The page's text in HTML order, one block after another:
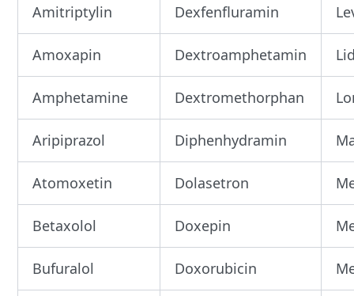
Amitriptylin Dexfenfluramin
Amoxapin Dextroamphetamin
Amphetamine Dextromethorphan
Aripiprazol Diphenhydramin
Atomoxetin Dolasetron
Betaxolol Doxepin
Bufuralol Doxorubicin